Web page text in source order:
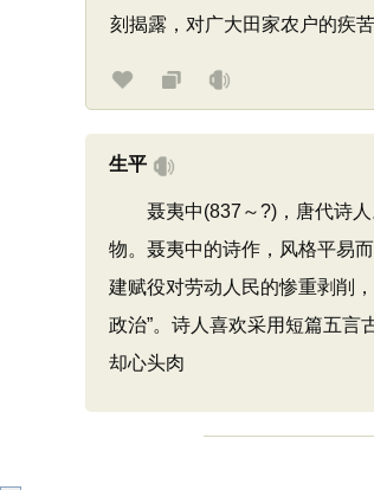
刻揭露，对广大田家农户的疾
生平
聂夷中(837～?)，唐代诗人
物。聂夷中的诗作，风格平易
建赋役对劳动人民的惨重剥削
政治”。诗人喜欢采用短篇五言
却心头肉